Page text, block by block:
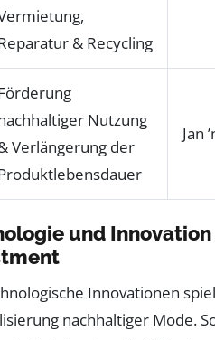
& Recycling
Nutzung
Verlängerung der
Jan
und
Innovationen
nachhaltiger Mode.